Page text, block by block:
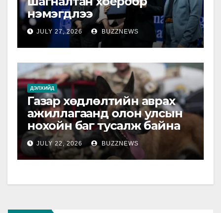
нэмэгдлээ
JULY 27, 2026 BUZZNEWS
ДЭЛХИЙД
Газар хөдлөлтийн аврах
ажиллагаанд олон улсын
нохойн баг тусалж байна
JULY 22, 2026 BUZZNEWS